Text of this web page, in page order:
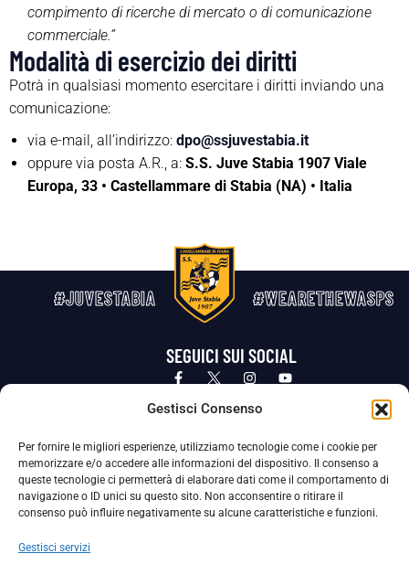
Gestisci Consenso
Per fornire le migliori esperienze, utilizziamo tecnologie come i cookie per
memorizzare e/o accedere alle informazioni del dispositivo. Il consenso a
queste tecnologie ci permetterà di elaborare dati come il comportamento di
navigazione o ID unici su questo sito. Non acconsentire o ritirare il
consenso può influire negativamente su alcune caratteristiche e funzioni.
Gestisci servizi
compimento di ricerche di mercato o di comunicazione
commerciale.”
Modalità di esercizio dei diritti
Potrà in qualsiasi momento esercitare i diritti inviando una
comunicazione:
via e-mail, all’indirizzo: dpo@ssjuvestabia.it
oppure via posta A.R., a: S.S. Juve Stabia 1907 Viale
Europa, 33 • Castellammare di Stabia (NA) • Italia
#JUVESTABIA #WEARETHEWASPS
SEGUICI SUI SOCIAL
Privacy Policy Cookie Policy
La Società ha nominato il Responsabile della Protezione dei Dati Personali (DPO), figura specializzata che vigila sulle modalità
adottate dalla nostra Società per tutelare i Suoi dati personali.
Per contattare il DPO può scrivere a